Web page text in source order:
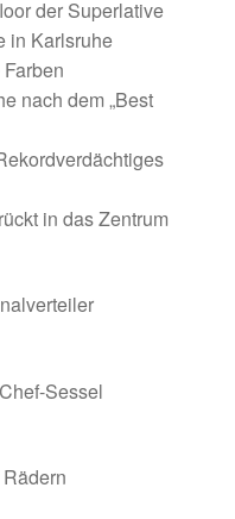
der Superlative
in Karlsruhe
nach dem „Best
in das Zentrum
Sessel